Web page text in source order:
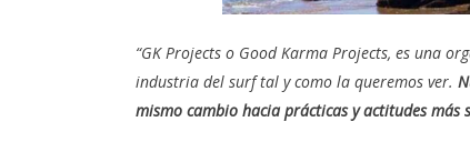
“GK Projects o Good Karma Projects, es una
industria del surf tal y como la queremos ver.
mismo cambio hacia prácticas y actitudes más